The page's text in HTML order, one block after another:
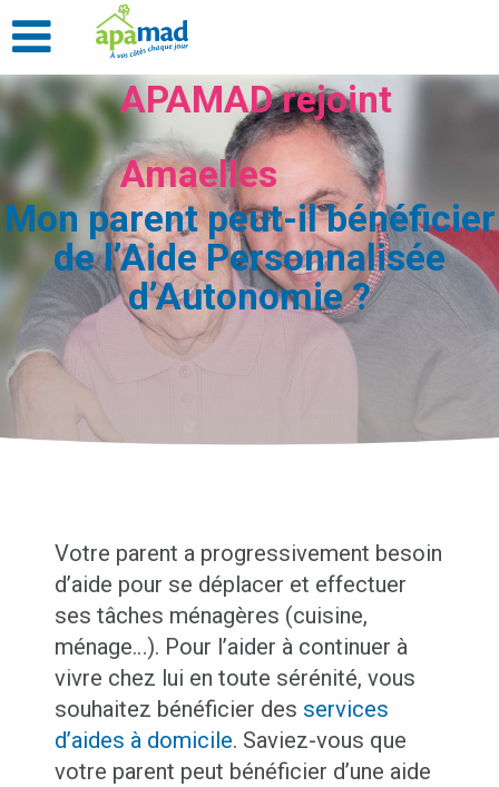
APAMAD rejoint
Amaelles
Mon parent peut-il bénéficier
de l’Aide Personnalisée
d’Autonomie ?
Votre parent a progressivement besoin
d’aide pour se déplacer et effectuer
ses tâches ménagères (cuisine,
ménage…). Pour l’aider à continuer à
vivre chez lui en toute sérénité, vous
souhaitez bénéficier des services
d’aides à domicile. Saviez-vous que
votre parent peut bénéficier d’une aide